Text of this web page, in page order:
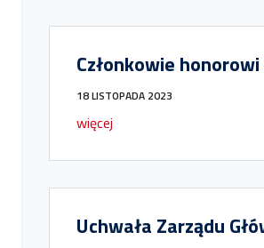
Członkowie honorowi
18 LISTOPADA 2023
więcej
Uchwała Zarządu